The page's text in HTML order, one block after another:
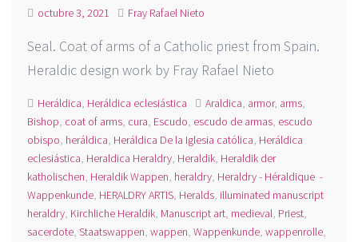
octubre 3, 2021 Fray Rafael Nieto
Seal. Coat of arms of a Catholic priest from Spain.
Heraldic design work by Fray Rafael Nieto
Heráldica, Heráldica eclesiástica Araldica, armor, arms,
Bishop, coat of arms, cura, Escudo, escudo de armas, escudo
obispo, heráldica, Heráldica De la Iglesia católica, Heráldica
eclesiástica, Heraldica Heraldry, Heraldik, Heraldik der
katholischen, Heraldik Wappen, heraldry, Heraldry - Héraldique -
Wappenkunde, HERALDRY ARTIS, Heralds, illuminated manuscript
heraldry, Kirchliche Heraldik, Manuscript art, medieval, Priest,
sacerdote,Staatswappen,wappen,Wappenkunde,wappenrolle,